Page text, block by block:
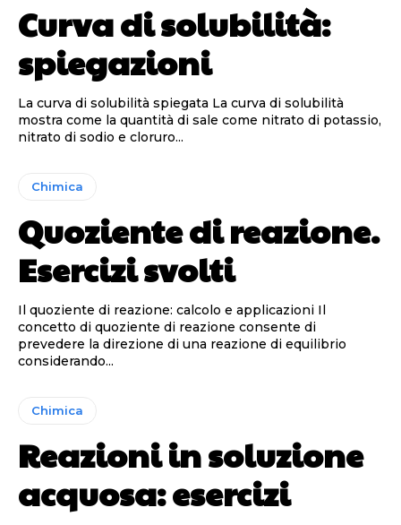
Curva di solubilità:
spiegazioni
La curva di solubilità spiegata La curva di solubilità
mostra come la quantità di sale come nitrato di potassio,
nitrato di sodio e cloruro...
Chimica
Quoziente di reazione.
Esercizi svolti
Il quoziente di reazione: calcolo e applicazioni Il
concetto di quoziente di reazione consente di
prevedere la direzione di una reazione di equilibrio
considerando...
Chimica
Reazioni in soluzione
acquosa: esercizi